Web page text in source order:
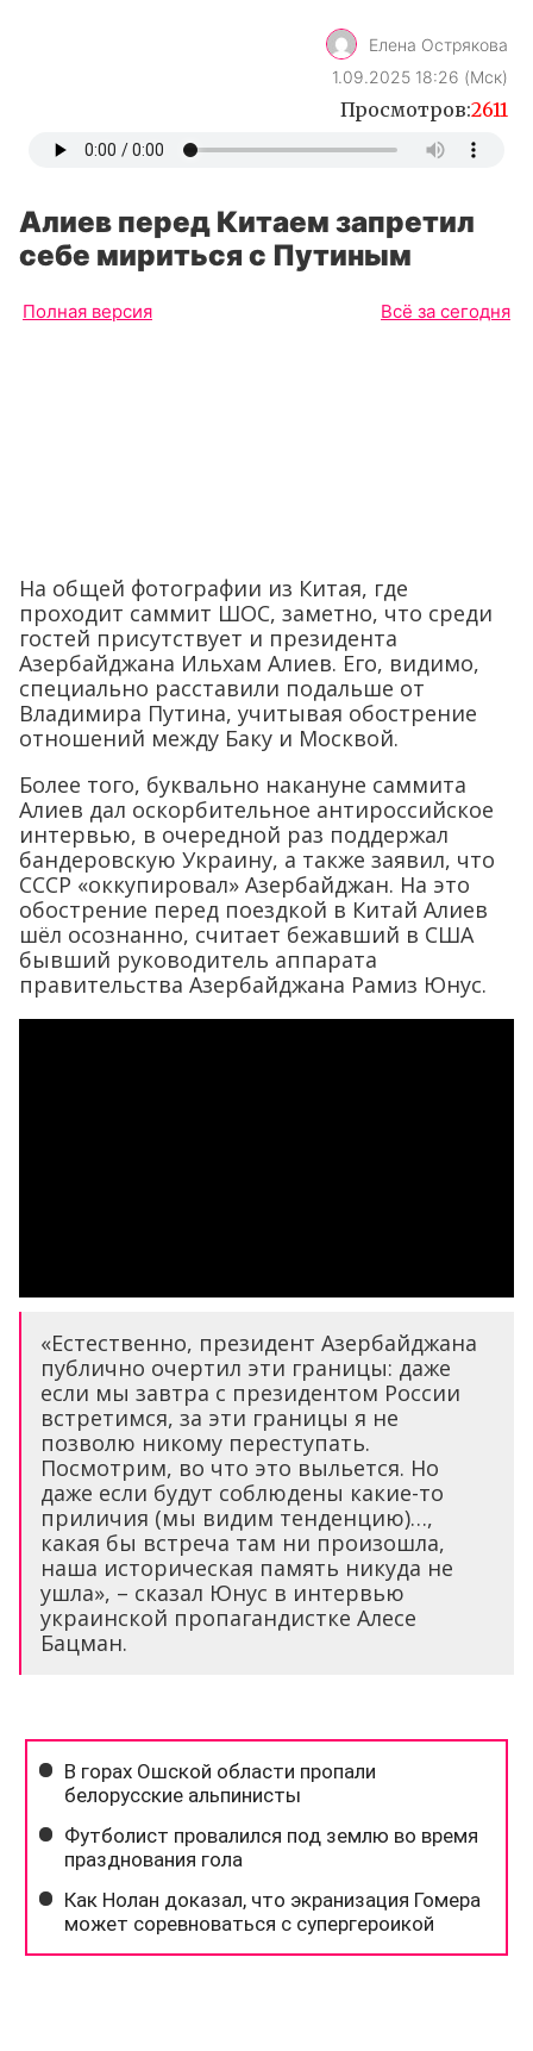
Елена Острякова
1.09.2025 18:26 (Мск)
Просмотров:2611
Алиев перед Китаем запретил
себе мириться c Путиным
Полная версия Всё за сегодня
На общей фотографии из Китая, где
проходит саммит ШОС, заметно, что среди
гостей присутствует и президента
Азербайджана Ильхам Алиев. Его, видимо,
специально расставили подальше от
Владимира Путина, учитывая обострение
отношений между Баку и Москвой.
Более того, буквально накануне саммита
Алиев дал оскорбительное антироссийское
интервью, в очередной раз поддержал
бандеровскую Украину, а также заявил, что
СССР «оккупировал» Азербайджан. На это
обострение перед поездкой в Китай Алиев
шёл осознанно, считает бежавший в США
бывший руководитель аппарата
правительства Азербайджана Рамиз Юнус.
«Естественно, президент Азербайджана
публично очертил эти границы: даже
если мы завтра с президентом России
встретимся, за эти границы я не
позволю никому переступать.
Посмотрим, во что это выльется. Но
даже если будут соблюдены какие-то
приличия (мы видим тенденцию)…,
какая бы встреча там ни произошла,
наша историческая память никуда не
ушла», – сказал Юнус в интервью
украинской пропагандистке Алесе
Бацман.